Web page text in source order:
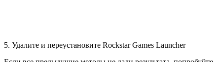
5. Удалите и переустановите Rockstar Games Launcher